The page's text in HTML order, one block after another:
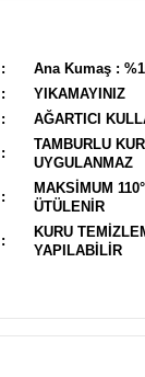
:
Ana Kumaş :
:
YIKAMAYINIZ
: AĞARTICI
:
TAMBURLU
UYGULANMAZ
:
MAKSİMUM
ÜTÜLENİR
:
KURU
YAPILABİLİR